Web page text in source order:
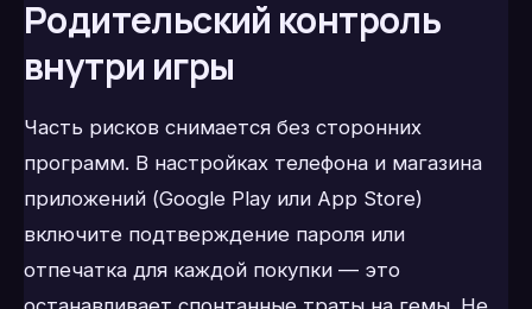
Родительский контроль
внутри игры
Часть рисков снимается без сторонних
программ. В настройках телефона и магазина
приложений (Google Play или App Store)
включите подтверждение пароля или
отпечатка для каждой покупки — это